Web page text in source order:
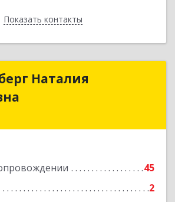
Показать контакты
Назад
Наталия
45
2
Файерберг Наталия
Подробнее